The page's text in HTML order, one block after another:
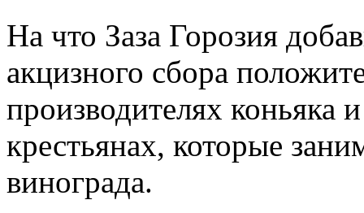
На что Заза Горозия
акцизного сбора
производителях коньяка
крестьянах, которые
винограда.